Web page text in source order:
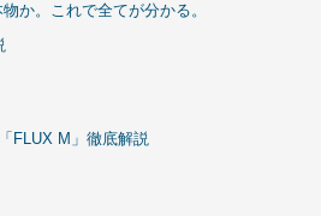
か。これで全てが分かる。
FLUX M」徹底解説